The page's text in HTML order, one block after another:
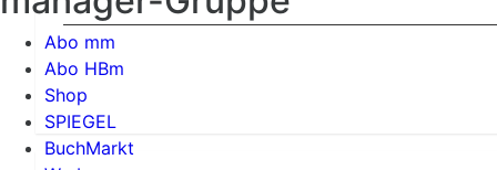
Abo mm
Abo HBm
Shop
SPIEGEL
BuchMarkt